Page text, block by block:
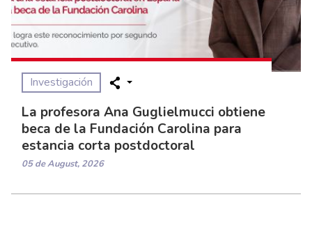
Investigación
La profesora Ana Guglielmucci obtiene
beca de la Fundación Carolina para
estancia corta postdoctoral
05 de August, 2026